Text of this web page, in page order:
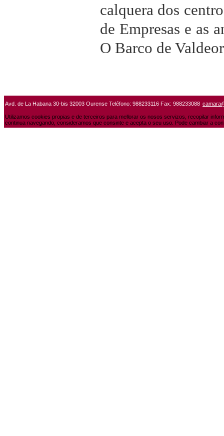
calquera dos
de Empresas e as
O Barco de
Avd. de La Habana 30-bis 32003 Ourense Teléfono: 988233116 Fax: 988233088
Utilizamos cookies propias e de terceiros para mellorar os nosos servizos, recopilar
continua navegando, consideramos que consinte e acepta o seu uso. Pode cambiar a